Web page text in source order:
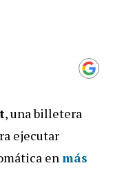
, una billetera
ejecutar
enmás